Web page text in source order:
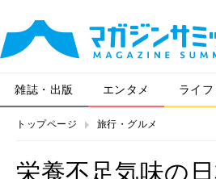
雑誌・出版 エンタメ ライ
トップページ 旅行・グルメ
栄養不足気味の